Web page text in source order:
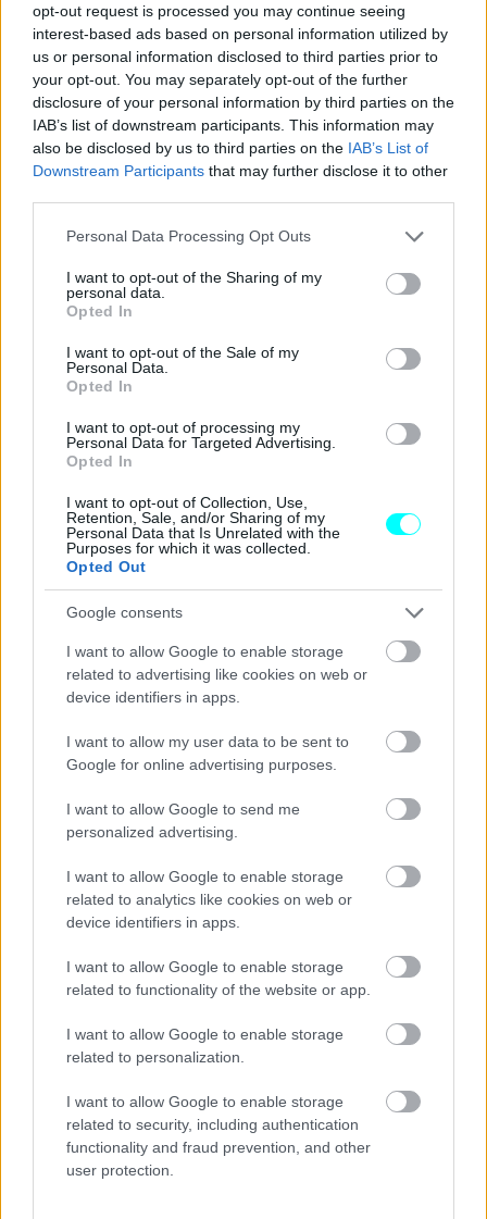
opt-out request is processed you may continue seeing
interest-based ads based on personal information utilized by
us or personal information disclosed to third parties prior to
your opt-out. You may separately opt-out of the further
disclosure of your personal information by third parties on the
IAB’s list of downstream participants. This information may
also be disclosed by us to third parties on the IAB’s List of
Downstream Participants that may further disclose it to other
Please note that this website/app uses one or more Google
not limited to your visit or usage behaviour. You may click to
grant or deny consent to Google and its third-party tags to
use your data for below specified purposes in below Google
consent section.
Personal Data Processing Opt Outs
I want to opt-out of the Sharing of my
personal data.
Opted In
I want to opt-out of the Sale of my
Personal Data.
Opted In
I want to opt-out of processing my
Personal Data for Targeted Advertising.
Opted In
I want to opt-out of Collection, Use,
Retention, Sale, and/or Sharing of my
Personal Data that Is Unrelated with the
Purposes for which it was collected.
Opted Out
Google consents
I want to allow Google to enable storage
related to advertising like cookies on web or
device identifiers in apps.
I want to allow my user data to be sent to
Google for online advertising purposes.
I want to allow Google to send me
personalized advertising.
I want to allow Google to enable storage
related to analytics like cookies on web or
device identifiers in apps.
I want to allow Google to enable storage
related to functionality of the website or app.
I want to allow Google to enable storage
related to personalization.
I want to allow Google to enable storage
related to security, including authentication
functionality and fraud prevention, and other
user protection.
Αστυνομία, το Λιμενικό Σώμα, τη Δημοτική Αρχή και στο
αεροδρόμιο του νησιού. Η πώληση ηλεκτρικών οχημάτων
σε ιδιώτες θα ξεκινήσει στα τέλη Ιουνίου. Οι πελάτες θα
μπορούν να επιλέξουν ανάμεσα στα Volkswagen e-up!, ID.3
και ID.4 ενώ διαθέσιμο θα είναι και
το SEAT MÓ eScooter 125. Η μετάβαση στην
ηλεκτροκινητικότητα θα υποστηριχθεί επιπρόσθετα από
την ελληνική κυβέρνηση με ελκυστικές επιδοτήσεις, ενώ